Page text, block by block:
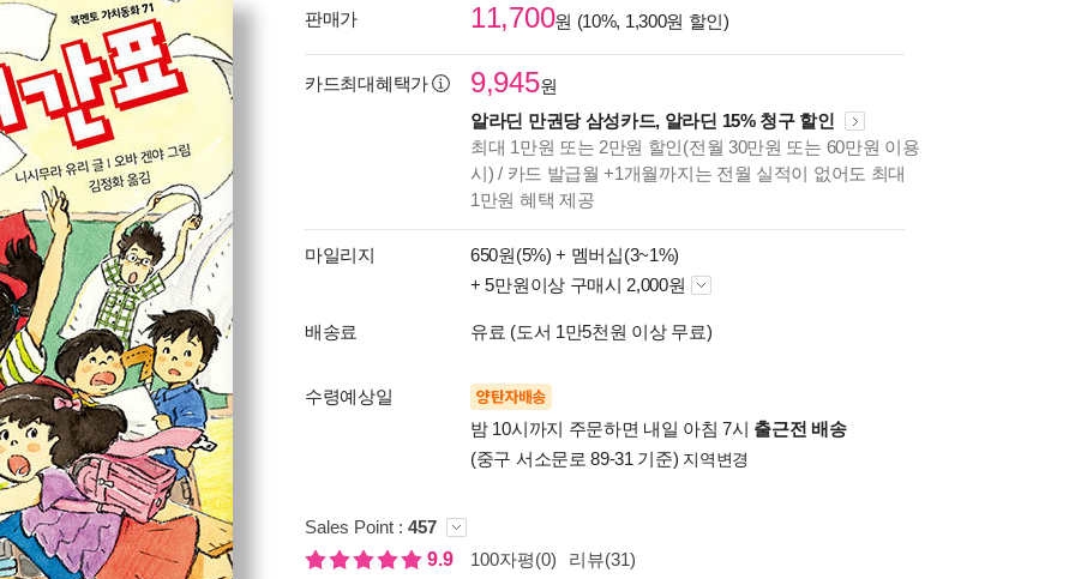
판매가
11,700원 (10%, 1,300원 할인)
카드최대혜택가 9,945원
알라딘 만권당 삼성카드, 알라딘 15% 청구 할인
최대 1만원 또는 2만원 할인(전월 30만원 또는 60만원 이용
시) / 카드 발급월 +1개월까지는 전월 실적이 없어도 최대
1만원 혜택 제공
마일리지 650원(5%) + 멤버십(3~1%)
+ 5만원이상 구매시 2,000원
배송료 유료 (도서 1만5천원 이상 무료)
수령예상일 양탄자배송
밤 10시까지 주문하면 내일 아침 7시 출근전 배송
(중구 서소문로 89-31 기준) 지역변경
Sales Point : 457
9.9
100자평(0) 리뷰(31)